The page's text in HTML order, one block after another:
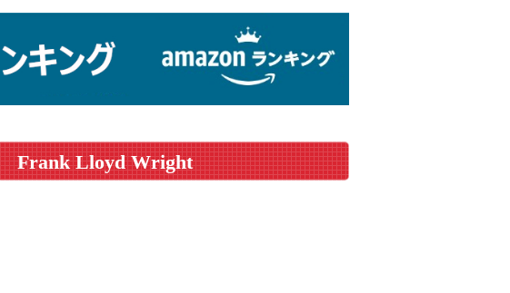
Frank Lloyd Wright